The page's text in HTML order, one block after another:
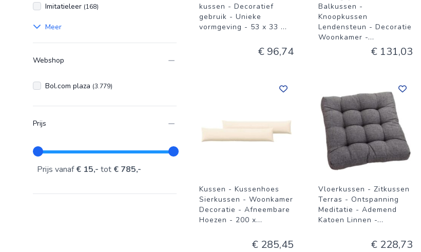
Imitatieleer (168)
Meer
Webshop
Bol.com plaza (3.779)
Prijs
Prijs vanaf€ 15,- tot € 785,-
kussen - Decoratief
gebruik - Unieke
vormgeving - 53 x 33 ...
€ 96,74
Balkussen -
Knoopkussen
Lendensteun - Decoratie
Woonkamer -...
€ 131,03
Kussen - Kussenhoes
Sierkussen - Woonkamer
Decoratie - Afneembare
Hoezen - 200 x...
€ 285,45
Vloerkussen - Zitkussen
Terras - Ontspanning
Meditatie - Ademend
Katoen Linnen -...
€ 228,73